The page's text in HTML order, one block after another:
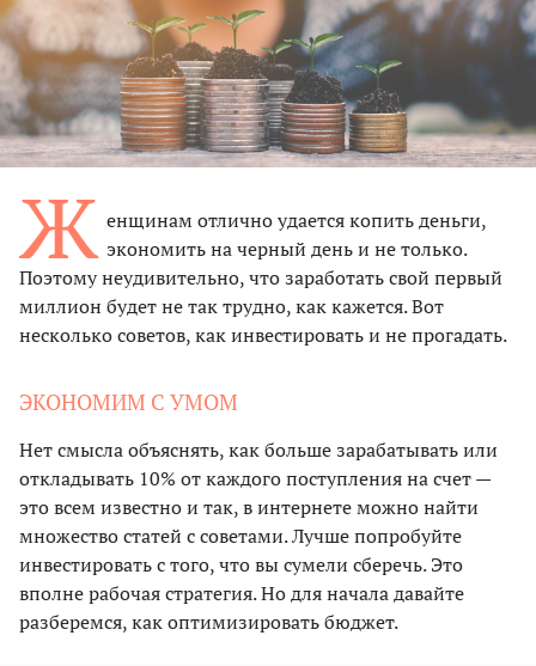
Ж енщинам отлично удается копить деньги,
экономить на черный день и не только.
Поэтому неудивительно, что заработать свой первый
миллион будет не так трудно, как кажется. Вот
несколько советов, как инвестировать и не прогадать.
ЭКОНОМИМ С УМОМ
Нет смысла объяснять, как больше зарабатывать или
откладывать 10% от каждого поступления на счет —
это всем известно и так, в интернете можно найти
множество статей с советами. Лучше попробуйте
инвестировать с того, что вы сумели сберечь. Это
вполне рабочая стратегия. Но для начала давайте
разберемся, как оптимизировать бюджет.